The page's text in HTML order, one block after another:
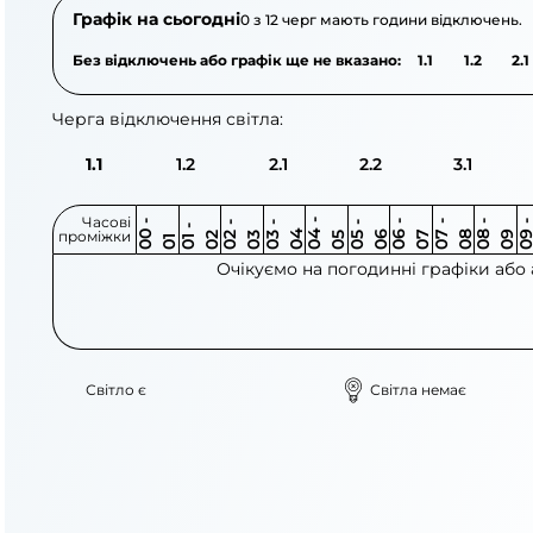
Графік на сьогодні0 з 12 черг мають години відключень.
Без відключень або графік ще не вказано: 1.1 1.2 2.1
Черга відключення світла:
1.1 1.2 2.1 2.2 3.1
Часові
проміжки 0
0
-
0 1 0
1
-
0 2 0 2
-
0 3 0 3
-
0 4 0 4
-
0 5 0 5
-
0 6 0 6
-
0 7 0 7
-
0 8 0 8
-
0 9 0
9
-
1
Очікуємо на погодинні графіки
Світло є Світла немає